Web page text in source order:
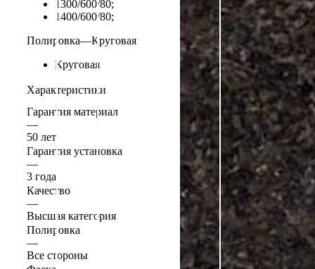
1300/600/80;
1400/600/80;
Полировка—Круговая
Круговая
Характеристики
Гарантия материал
—
50 лет
Гарантия установка
—
3 года
Качество
—
Высшая категория
Полировка
—
Все стороны